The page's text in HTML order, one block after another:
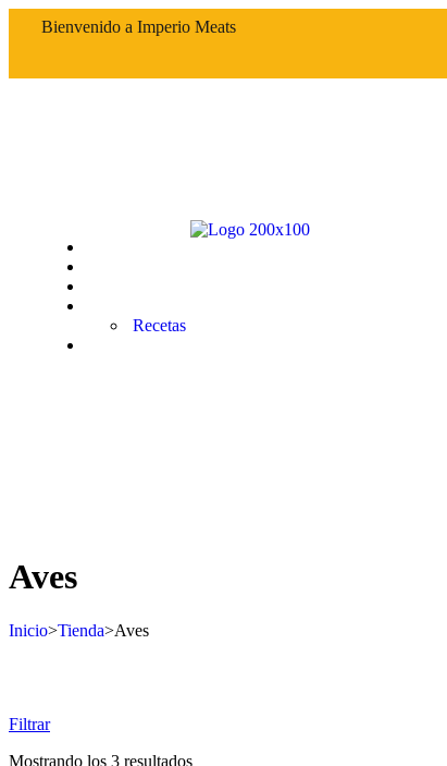
Bienvenido a Imperio Meats
Recetas
Aves
Inicio>Tienda>Aves
Filtrar
Mostrando los 3 resultados